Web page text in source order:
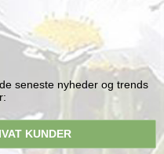
seneste nyheder og trends
KUNDER